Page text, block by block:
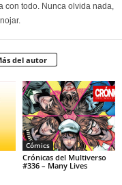
con todo. Nunca olvida nada,
del autor
Cómics
Crónicas del Multiverso
#336 – Many Lives